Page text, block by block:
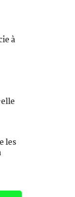
à
les